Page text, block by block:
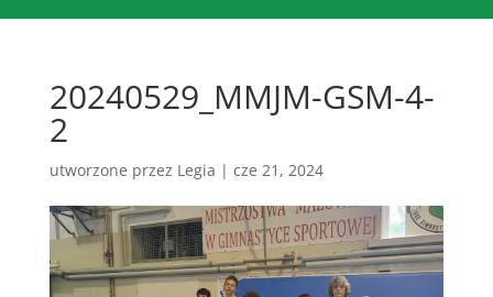
20240529_MMJM-GSM-4-
2
utworzone przez Legia | cze 21, 2024